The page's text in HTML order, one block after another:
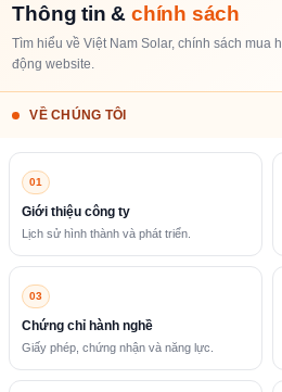
Thông tin & chính sách
Tìm hiểu về Việt Nam Solar, chính sách mua
động website.
VỀ CHÚNG TÔI
01
Giới thiệu công ty
Lịch sử hình thành và phát triển.
03
Chứng chỉ hành nghề
Giấy phép, chứng nhận và năng lực.